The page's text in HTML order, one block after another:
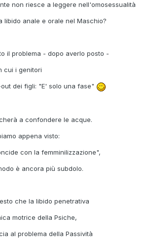
non riesce a leggere nell'omosessualità
libido anale e orale nel Maschio?
il problema - dopo averlo posto -
cui i genitori
dei figli: "E' solo una fase"
a confondere le acque.
appena visto:
con la femminilizzazione",
è ancora più subdolo.
che la libido penetrativa
motrice della Psiche,
al problema della Passività